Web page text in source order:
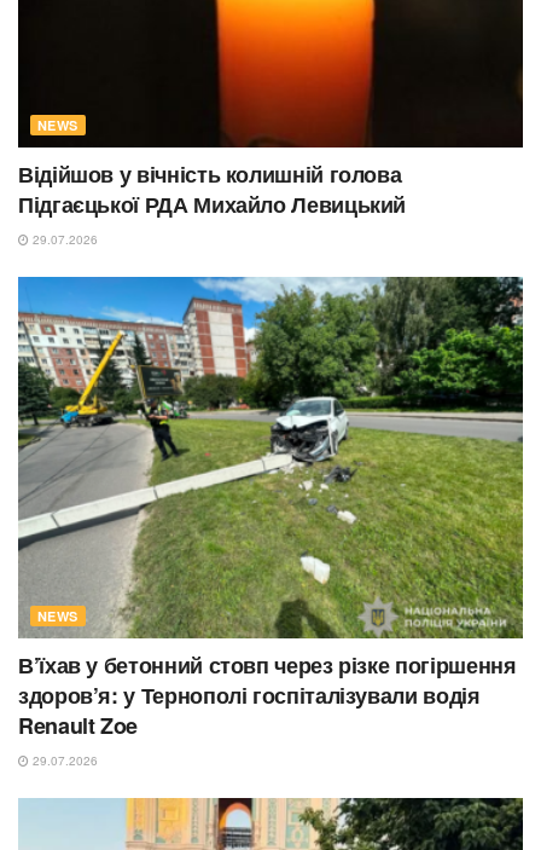
NEWS
Відійшов у вічність колишній голова
Підгаєцької РДА Михайло Левицький
29.07.2026
NEWS
В’їхав у бетонний стовп через різке погіршення
здоров’я: у Тернополі госпіталізували водія
Renault Zoe
29.07.2026